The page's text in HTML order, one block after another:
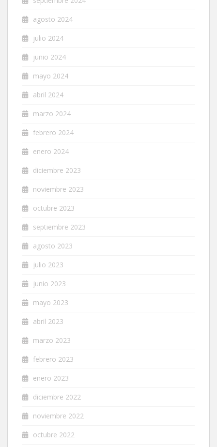
agosto 2024
julio 2024
junio 2024
mayo 2024
abril 2024
marzo 2024
febrero 2024
enero 2024
diciembre 2023
noviembre 2023
octubre 2023
septiembre 2023
agosto 2023
julio 2023
junio 2023
mayo 2023
abril 2023
marzo 2023
febrero 2023
enero 2023
diciembre 2022
noviembre 2022
octubre 2022